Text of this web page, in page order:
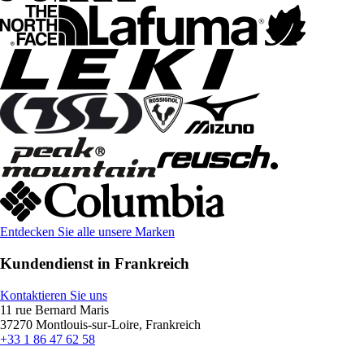
Entdecken Sie alle unsere Marken
Kundendienst in Frankreich
Kontaktieren Sie uns
11 rue Bernard Maris
37270 Montlouis-sur-Loire, Frankreich
+33 1 86 47 62 58